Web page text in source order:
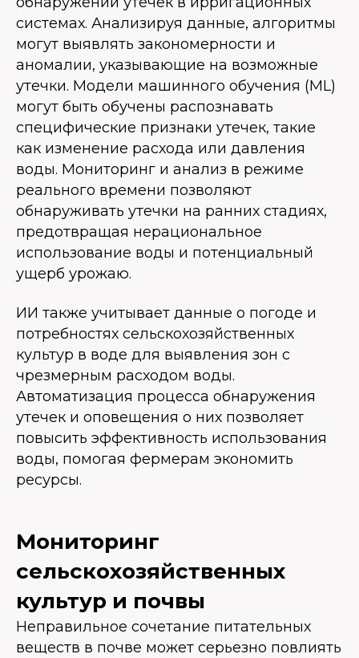
системах. Анализируя данные, алгоритмы
могут выявлять закономерности и
аномалии, указывающие на возможные
утечки. Модели машинного обучения (ML)
могут быть обучены распознавать
специфические признаки утечек, такие
как изменение расхода или давления
воды. Мониторинг и анализ в режиме
реального времени позволяют
обнаруживать утечки на ранних стадиях,
предотвращая нерациональное
использование воды и потенциальный
ущерб урожаю.
ИИ также учитывает данные о погоде и
потребностях сельскохозяйственных
культур в воде для выявления зон с
чрезмерным расходом воды.
Автоматизация процесса обнаружения
утечек и оповещения о них позволяет
повысить эффективность использования
воды, помогая фермерам экономить
ресурсы.
Мониторинг
сельскохозяйственных
культур и почвы
Неправильное сочетание питательных
веществ в почве может серьезно повлиять